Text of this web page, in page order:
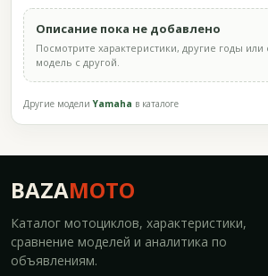
Описание пока не добавлено
Посмотрите характеристики, другие годы или
модель с другой.
Другие моделиYamaha в каталоге
BAZAMOTO
Каталог мотоциклов, характеристики,
сравнение моделей и аналитика по
объявлениям.